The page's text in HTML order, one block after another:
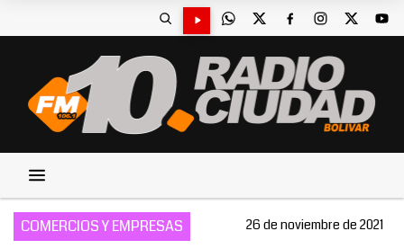
COMERCIOS Y EMPRESAS 26 de noviembre de 2021